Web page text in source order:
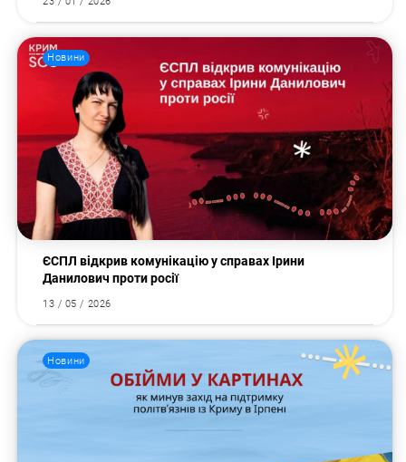
Новини
ЄСПЛ відкрив комунікацію у справах Ірини
Данилович проти росії
13 / 05 / 2026
Новини